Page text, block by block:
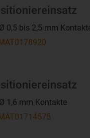
0,5 bis 2,5 mm
1,6 mm Kontakte